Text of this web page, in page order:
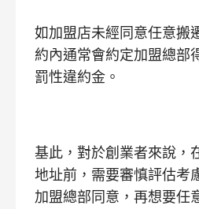
如加盟店未經同意任意搬
約內通常會約定加盟總部
罰性違約金。
基此，對於創業者來說，
地址前，需要審慎評估考
加盟總部同意，再想要任